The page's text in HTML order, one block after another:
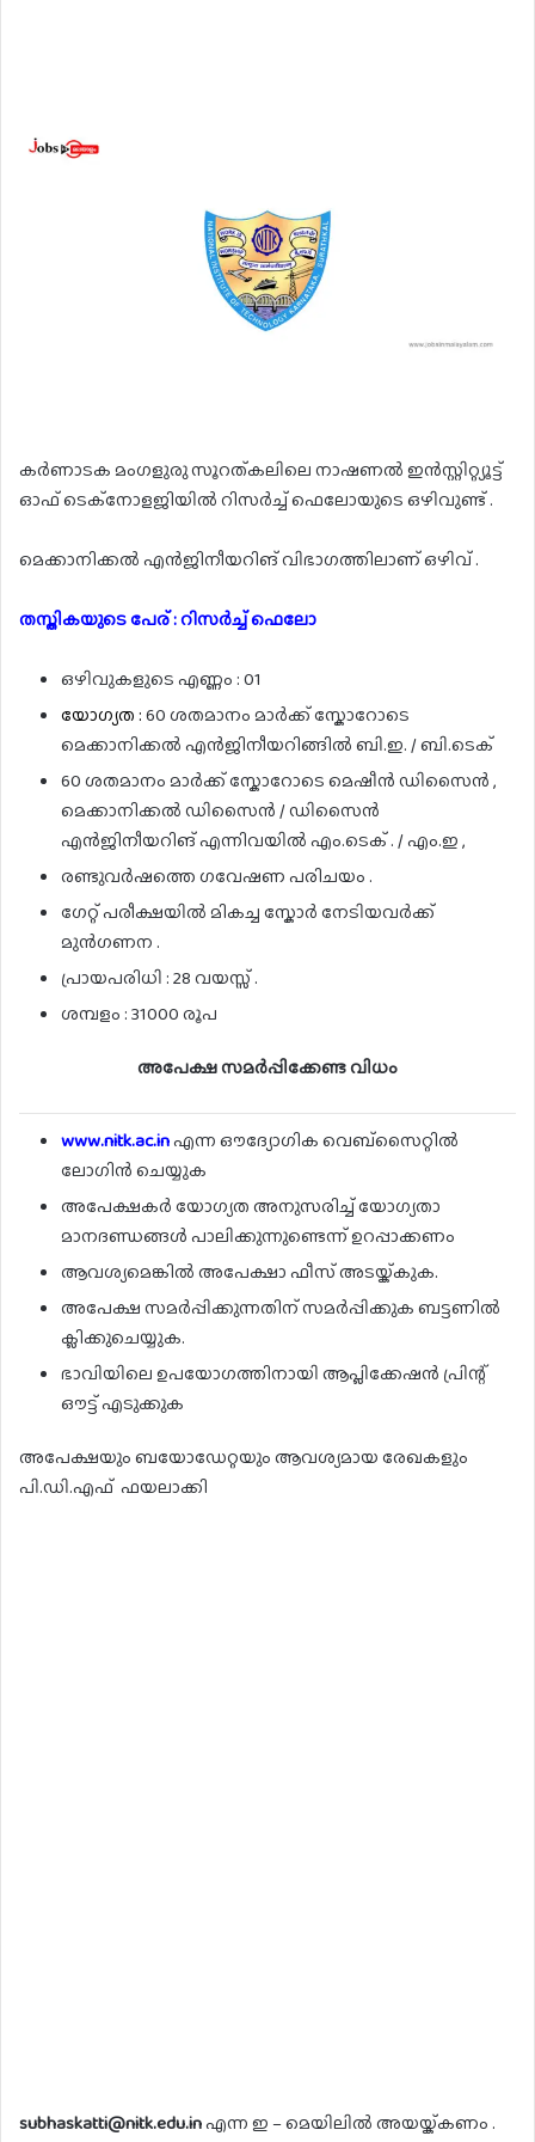
കർണാടക മംഗളുരു സൂറത്കലിലെ നാഷണൽ ഇൻസ്റ്റിറ്റ്യൂട്ട്
ഓഫ് ടെക്നോളജിയിൽ റിസർച്ച് ഫെലോയുടെ ഒഴിവുണ്ട് .
മെക്കാനിക്കൽ എൻജിനീയറിങ് വിഭാഗത്തിലാണ് ഒഴിവ് .
തസ്തികയുടെ പേര് : റിസർച്ച് ഫെലോ
ഒഴിവുകളുടെ എണ്ണം : 01
യോഗ്യത :60 ശതമാനം മാർക്ക് സ്കോറോടെ
മെക്കാനിക്കൽ എൻജിനീയറിങ്ങിൽ ബി.ഇ. / ബി.ടെക്
60 ശതമാനം മാർക്ക് സ്കോറോടെ മെഷീൻ ഡിസൈൻ ,
മെക്കാനിക്കൽ ഡിസൈൻ / ഡിസൈൻ
എൻജിനീയറിങ് എന്നിവയിൽ എം.ടെക് . / എം.ഇ ,
രണ്ടുവർഷത്തെ ഗവേഷണ പരിചയം .
ഗേറ്റ് പരീക്ഷയിൽ മികച്ച സ്കോർ നേടിയവർക്ക്
മുൻഗണന .
പ്രായപരിധി : 28 വയസ്സ് .
ശമ്പളം : 31000 രൂപ
അപേക്ഷ സമർപ്പിക്കേണ്ട വിധം
www.nitk.ac.inഎന്ന ഔദ്യോഗിക വെബ്‌സൈറ്റിൽ
ലോഗിൻ ചെയ്യുക
അപേക്ഷകർ യോഗ്യത അനുസരിച്ച് യോഗ്യതാ
മാനദണ്ഡങ്ങൾ പാലിക്കുന്നുണ്ടെന്ന് ഉറപ്പാക്കണം
ആവശ്യമെങ്കിൽ അപേക്ഷാ ഫീസ് അടയ്ക്കുക.
അപേക്ഷ സമർപ്പിക്കുന്നതിന് സമർപ്പിക്കുക ബട്ടണിൽ
ക്ലിക്കുചെയ്യുക.
ഭാവിയിലെ ഉപയോഗത്തിനായി ആപ്ലിക്കേഷൻ പ്രിന്റ്
ഔട്ട് എടുക്കുക
അപേക്ഷയും ബയോഡേറ്റയും ആവശ്യമായ രേഖകളും
പി.ഡി.എഫ് ഫയലാക്കി
subhaskatti@nitk.edu.inഎന്ന ഇ – മെയിലിൽ അയയ്ക്കണം .